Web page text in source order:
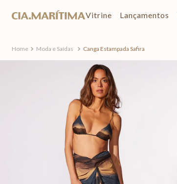
Vitrine Lançamentos
Moda e Saídas Canga Estampada Safira